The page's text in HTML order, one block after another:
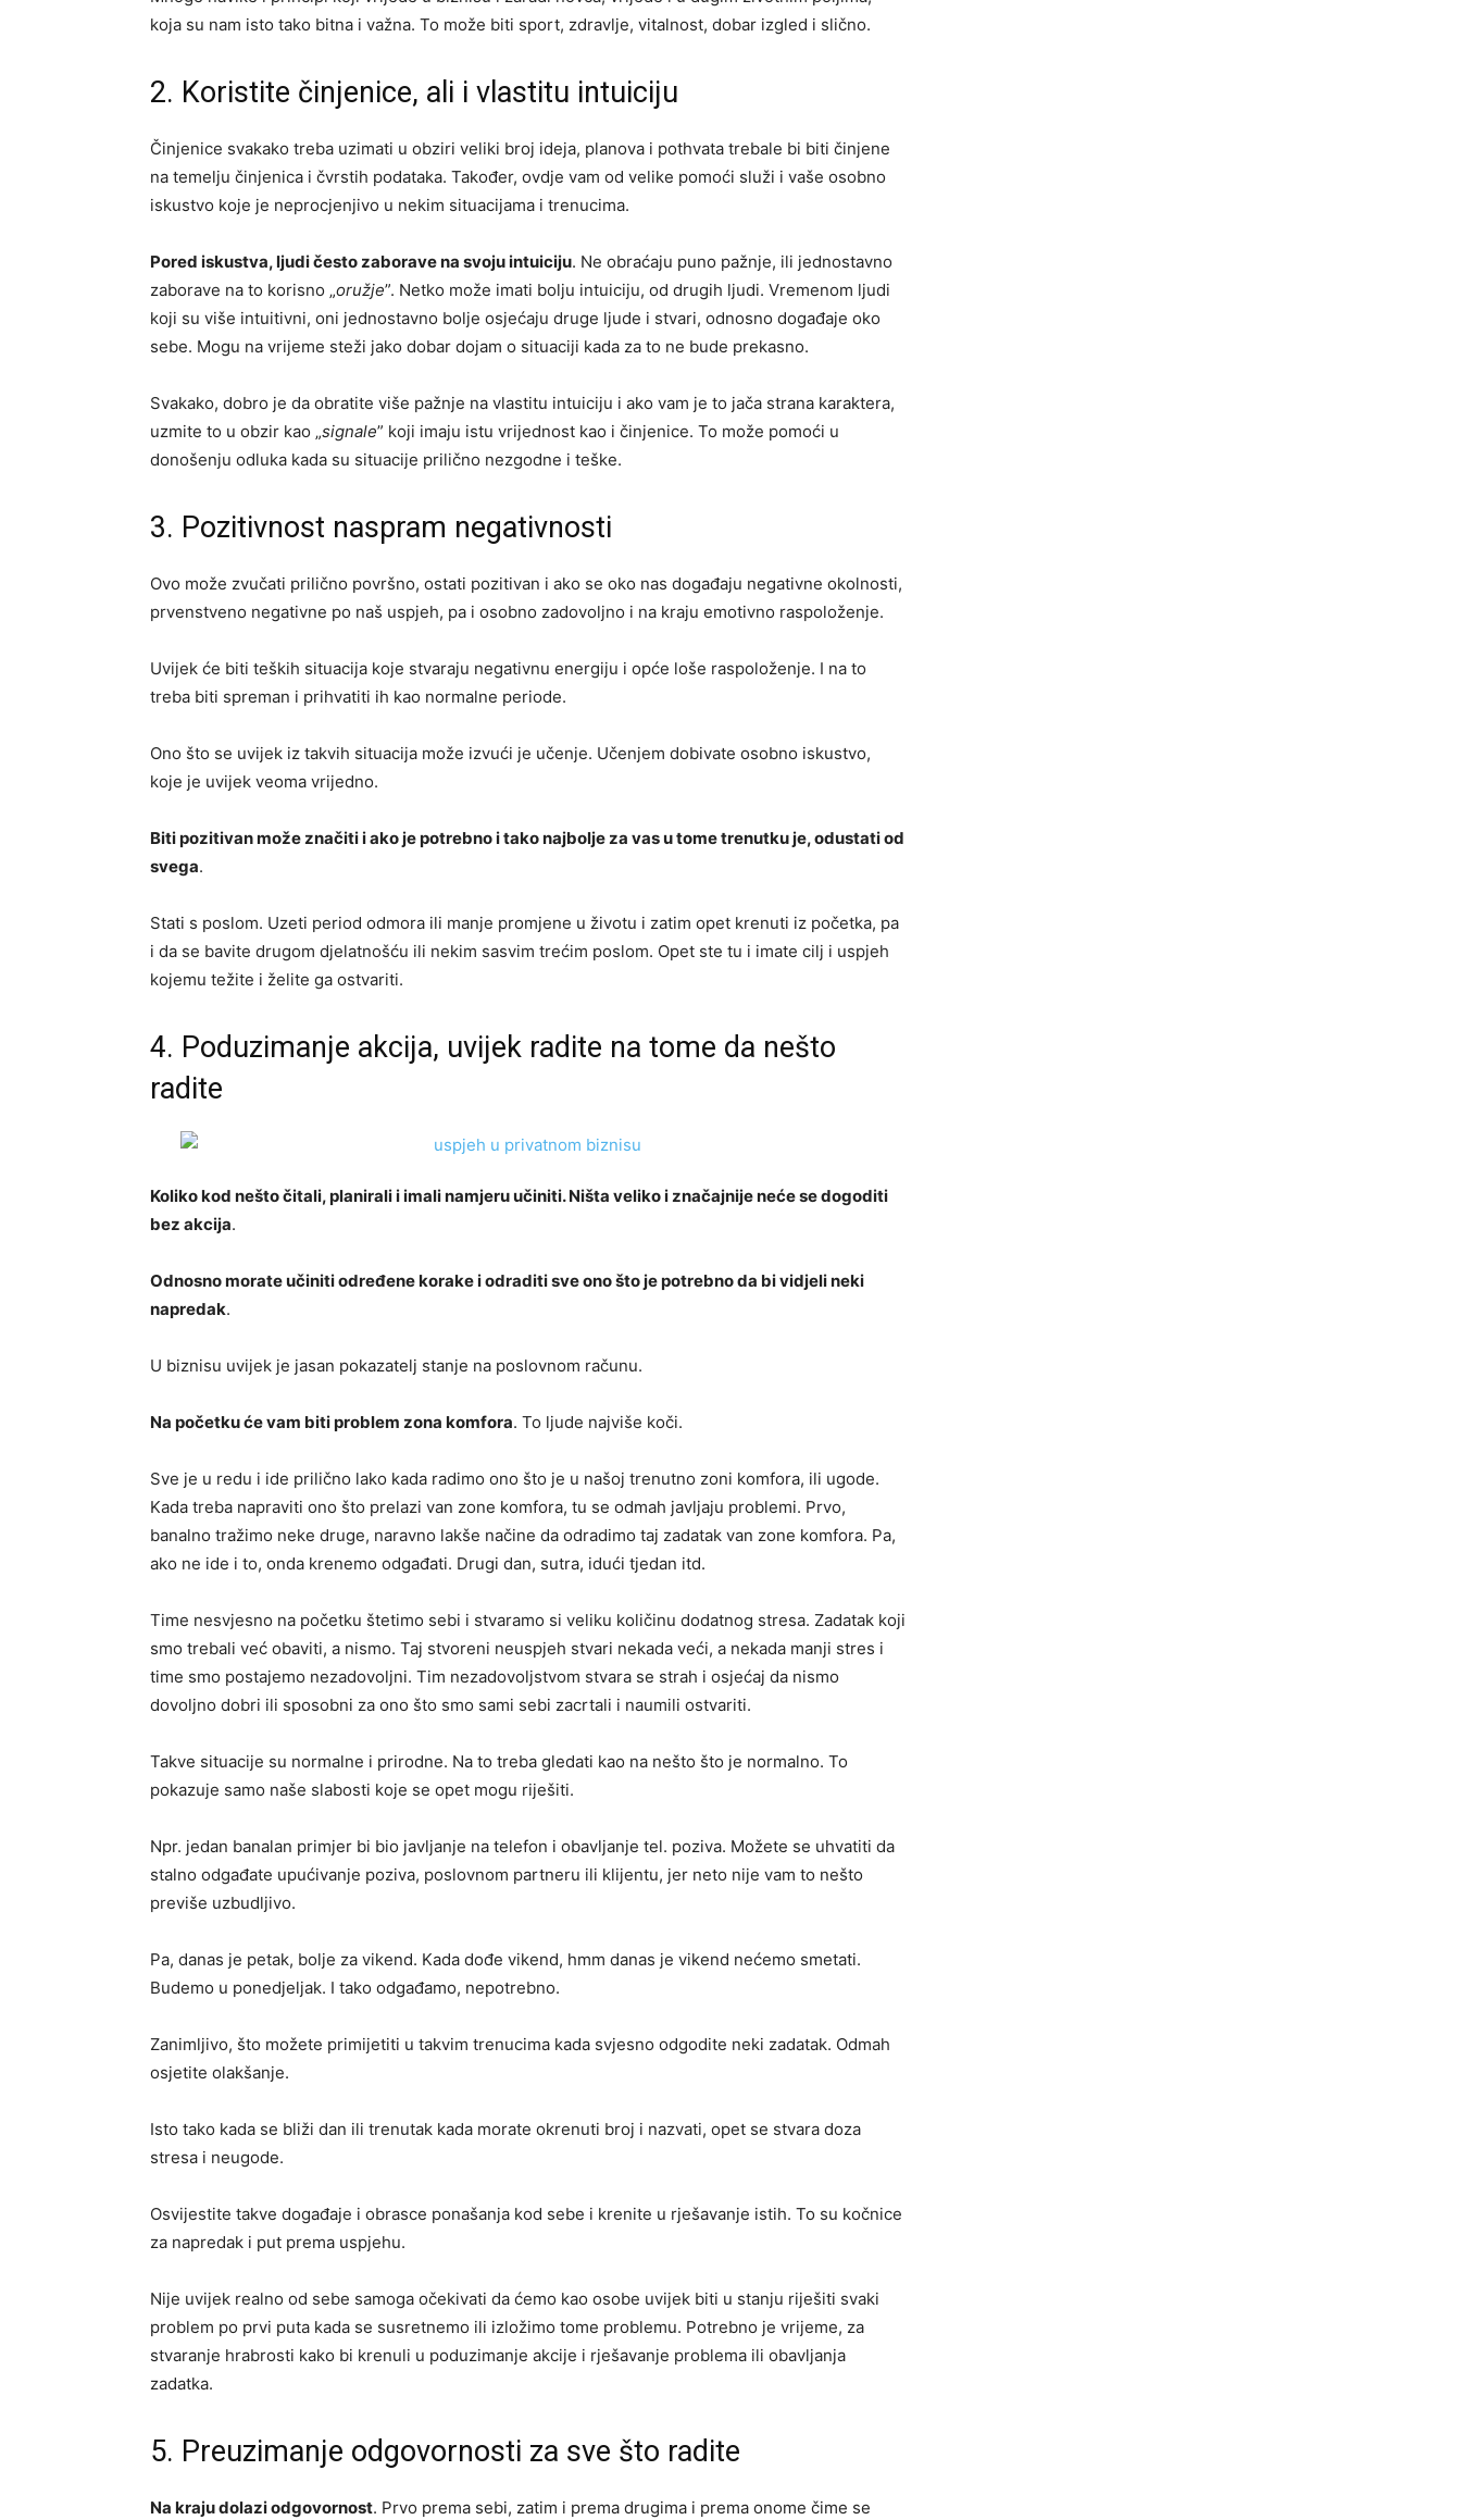
koja su nam isto tako bitna i važna. To može biti sport, zdravlje, vitalnost, dobar izgled i slično.
2. Koristite činjenice, ali i vlastitu intuiciju
Činjenice svakako treba uzimati u obziri veliki broj ideja, planova i pothvata trebale bi biti činjene
na temelju činjenica i čvrstih podataka. Također, ovdje vam od velike pomoći služi i vaše osobno
iskustvo koje je neprocjenjivo u nekim situacijama i trenucima.
Pored iskustva, ljudi često zaborave na svoju intuiciju. Ne obraćaju puno pažnje, ili jednostavno
zaborave na to korisno „oružje”. Netko može imati bolju intuiciju, od drugih ljudi. Vremenom ljudi
koji su više intuitivni, oni jednostavno bolje osjećaju druge ljude i stvari, odnosno događaje oko
sebe. Mogu na vrijeme steži jako dobar dojam o situaciji kada za to ne bude prekasno.
Svakako, dobro je da obratite više pažnje na vlastitu intuiciju i ako vam je to jača strana karaktera,
uzmite to u obzir kao „signale” koji imaju istu vrijednost kao i činjenice. To može pomoći u
donošenju odluka kada su situacije prilično nezgodne i teške.
3. Pozitivnost naspram negativnosti
Ovo može zvučati prilično površno, ostati pozitivan i ako se oko nas događaju negativne okolnosti,
prvenstveno negativne po naš uspjeh, pa i osobno zadovoljno i na kraju emotivno raspoloženje.
Uvijek će biti teških situacija koje stvaraju negativnu energiju i opće loše raspoloženje. I na to
treba biti spreman i prihvatiti ih kao normalne periode.
Ono što se uvijek iz takvih situacija može izvući je učenje. Učenjem dobivate osobno iskustvo,
koje je uvijek veoma vrijedno.
Biti pozitivan može značiti i ako je potrebno i tako najbolje za vas u tome trenutku je, odustati od
svega.
Stati s poslom. Uzeti period odmora ili manje promjene u životu i zatim opet krenuti iz početka, pa
i da se bavite drugom djelatnošću ili nekim sasvim trećim poslom. Opet ste tu i imate cilj i uspjeh
kojemu težite i želite ga ostvariti.
4. Poduzimanje akcija, uvijek radite na tome da nešto
radite
Koliko kod nešto čitali, planirali i imali namjeru učiniti. Ništa veliko i značajnije neće se dogoditi
bez akcija.
Odnosno morate učiniti određene korake i odraditi sve ono što je potrebno da bi vidjeli neki
napredak.
U biznisu uvijek je jasan pokazatelj stanje na poslovnom računu.
Na početku će vam biti problem zona komfora. To ljude najviše koči.
Sve je u redu i ide prilično lako kada radimo ono što je u našoj trenutno zoni komfora, ili ugode.
Kada treba napraviti ono što prelazi van zone komfora, tu se odmah javljaju problemi. Prvo,
banalno tražimo neke druge, naravno lakše načine da odradimo taj zadatak van zone komfora. Pa,
ako ne ide i to, onda krenemo odgađati. Drugi dan, sutra, idući tjedan itd.
Time nesvjesno na početku štetimo sebi i stvaramo si veliku količinu dodatnog stresa. Zadatak koji
smo trebali već obaviti, a nismo. Taj stvoreni neuspjeh stvari nekada veći, a nekada manji stres i
time smo postajemo nezadovoljni. Tim nezadovoljstvom stvara se strah i osjećaj da nismo
dovoljno dobri ili sposobni za ono što smo sami sebi zacrtali i naumili ostvariti.
Takve situacije su normalne i prirodne. Na to treba gledati kao na nešto što je normalno. To
pokazuje samo naše slabosti koje se opet mogu riješiti.
Npr. jedan banalan primjer bi bio javljanje na telefon i obavljanje tel. poziva. Možete se uhvatiti da
stalno odgađate upućivanje poziva, poslovnom partneru ili klijentu, jer neto nije vam to nešto
previše uzbudljivo.
Pa, danas je petak, bolje za vikend. Kada dođe vikend, hmm danas je vikend nećemo smetati.
Budemo u ponedjeljak. I tako odgađamo, nepotrebno.
Zanimljivo, što možete primijetiti u takvim trenucima kada svjesno odgodite neki zadatak. Odmah
osjetite olakšanje.
Isto tako kada se bliži dan ili trenutak kada morate okrenuti broj i nazvati, opet se stvara doza
stresa i neugode.
Osvijestite takve događaje i obrasce ponašanja kod sebe i krenite u rješavanje istih. To su kočnice
za napredak i put prema uspjehu.
Nije uvijek realno od sebe samoga očekivati da ćemo kao osobe uvijek biti u stanju riješiti svaki
problem po prvi puta kada se susretnemo ili izložimo tome problemu. Potrebno je vrijeme, za
stvaranje hrabrosti kako bi krenuli u poduzimanje akcije i rješavanje problema ili obavljanja
zadatka.
5. Preuzimanje odgovornosti za sve što radite
Na kraju dolazi odgovornost. Prvo prema sebi, zatim i prema drugima i prema onome čime se